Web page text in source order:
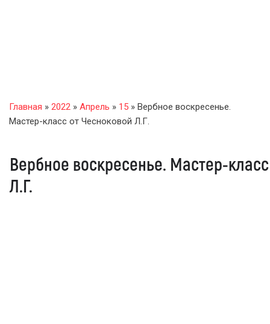
Главная » 2022 » Апрель » 15 » Вербное воскресенье.
Мастер-класс от Чесноковой Л.Г.
Вербное воскресенье. Мастер-
Л.Г.